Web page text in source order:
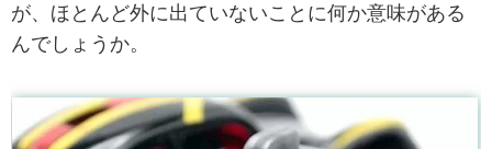
が、ほとんど外に出ていないことに何か意味がある
んでしょうか。